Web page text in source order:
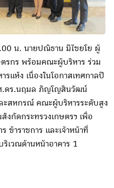
น. นายปณิธาน มีไชยโย ผู้
ตรกร พร้อมคณะผู้บริหาร ร่วม
แห้ง เนื่องในโอกาสเทศกาลปี
.ดร.นฤมล ภิญโญสินวัฒน์
ละสหกรณ์ คณะผู้บริหารระดับสูง
งกัดกระทรวงเกษตรฯ เพื่อ
ข้าราชการ และเจ้าหน้าที่
เวณด้านหน้าอาคาร 1